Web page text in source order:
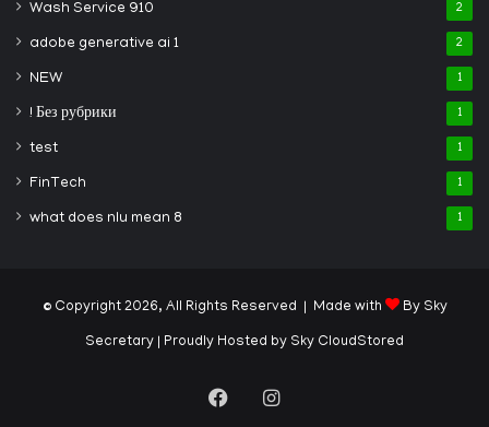
Wash Service 910 2
adobe generative ai 1 2
NEW 1
! Без рубрики 1
test 1
FinTech 1
what does nlu mean 8 1
© Copyright 2026, All Rights Reserved | Made with By Sky
Secretary | Proudly Hosted by Sky CloudStored
FacebookInstagram